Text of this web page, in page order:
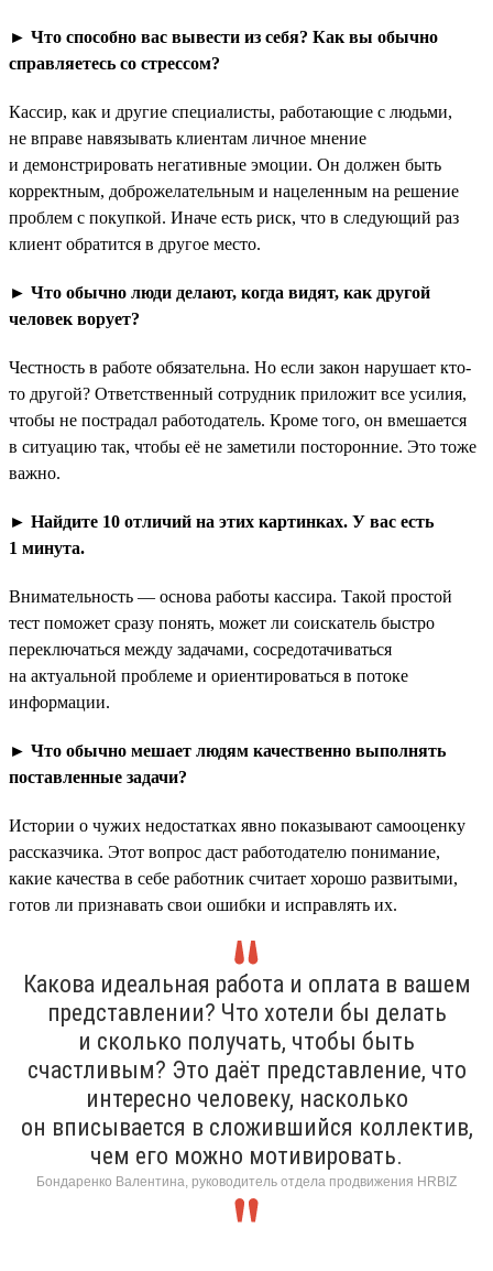
► Что способно вас вывести из себя? Как вы обычно
справляетесь со стрессом?
Кассир, как и другие специалисты, работающие с людьми,
не вправе навязывать клиентам личное мнение
и демонстрировать негативные эмоции. Он должен быть
корректным, доброжелательным и нацеленным на решение
проблем с покупкой. Иначе есть риск, что в следующий раз
клиент обратится в другое место.
► Что обычно люди делают, когда видят, как другой
человек ворует?
Честность в работе обязательна. Но если закон нарушает кто-
то другой? Ответственный сотрудник приложит все усилия,
чтобы не пострадал работодатель. Кроме того, он вмешается
в ситуацию так, чтобы её не заметили посторонние. Это тоже
важно.
► Найдите 10 отличий на этих картинках. У вас есть
1 минута.
Внимательность — основа работы кассира. Такой простой
тест поможет сразу понять, может ли соискатель быстро
переключаться между задачами, сосредотачиваться
на актуальной проблеме и ориентироваться в потоке
информации.
► Что обычно мешает людям качественно выполнять
поставленные задачи?
Истории о чужих недостатках явно показывают самооценку
рассказчика. Этот вопрос даст работодателю понимание,
какие качества в себе работник считает хорошо развитыми,
готов ли признавать свои ошибки и исправлять их.
Какова идеальная работа и оплата в вашем
представлении? Что хотели бы делать
и сколько получать, чтобы быть
счастливым? Это даёт представление, что
интересно человеку, насколько
он вписывается в сложившийся коллектив,
чем его можно мотивировать.
Бондаренко Валентина, руководитель отдела продвижения HRBIZ